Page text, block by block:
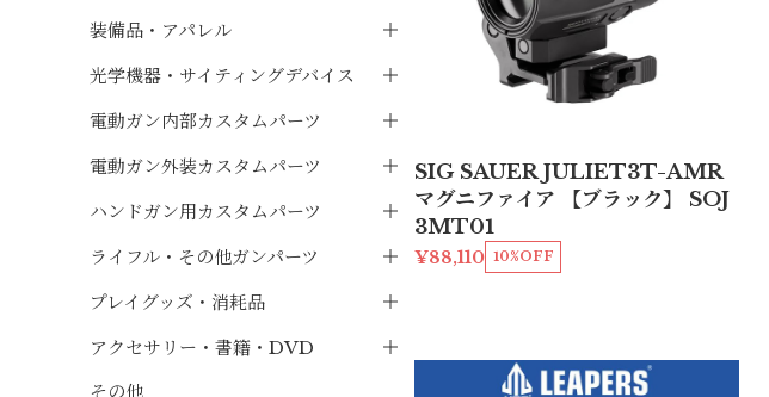
装備品・アパレル
光学機器・サイティングデバイス
電動ガン内部カスタムパーツ
電動ガン外装カスタムパーツ
ハンドガン用カスタムパーツ
ライフル・その他ガンパーツ
プレイグッズ・消耗品
アクセサリー・書籍・DVD
その他
SIG SAUER JULIET3T-AMR
マグニファイア 【ブラック】 SOJ
3MT01
¥88,110 10%OFF